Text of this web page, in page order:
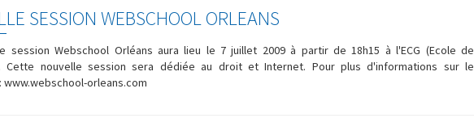
SESSION WEBSCHOOL ORLEANS
session Webschool Orléans aura lieu le 7 juillet 2009 à partir de 18h15 à l'ECG (Ecole de
Cette nouvelle session sera dédiée au droit et Internet. Pour plus d'informations sur le
www.webschool-orleans.com